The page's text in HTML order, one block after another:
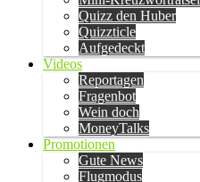
Quizz den Huber
Quizzticle
Aufgedeckt
Videos
Reportagen
Fragenbot
Wein doch
MoneyTalks
Promotionen
Gute News
Flugmodus